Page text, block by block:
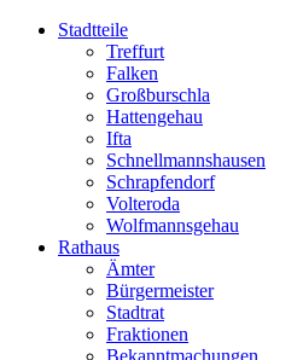
Stadtteile
Treffurt
Falken
Großburschla
Hattengehau
Ifta
Schnellmannshausen
Schrapfendorf
Volteroda
Wolfmannsgehau
Rathaus
Ämter
Bürgermeister
Stadtrat
Fraktionen
Bekanntmachungen